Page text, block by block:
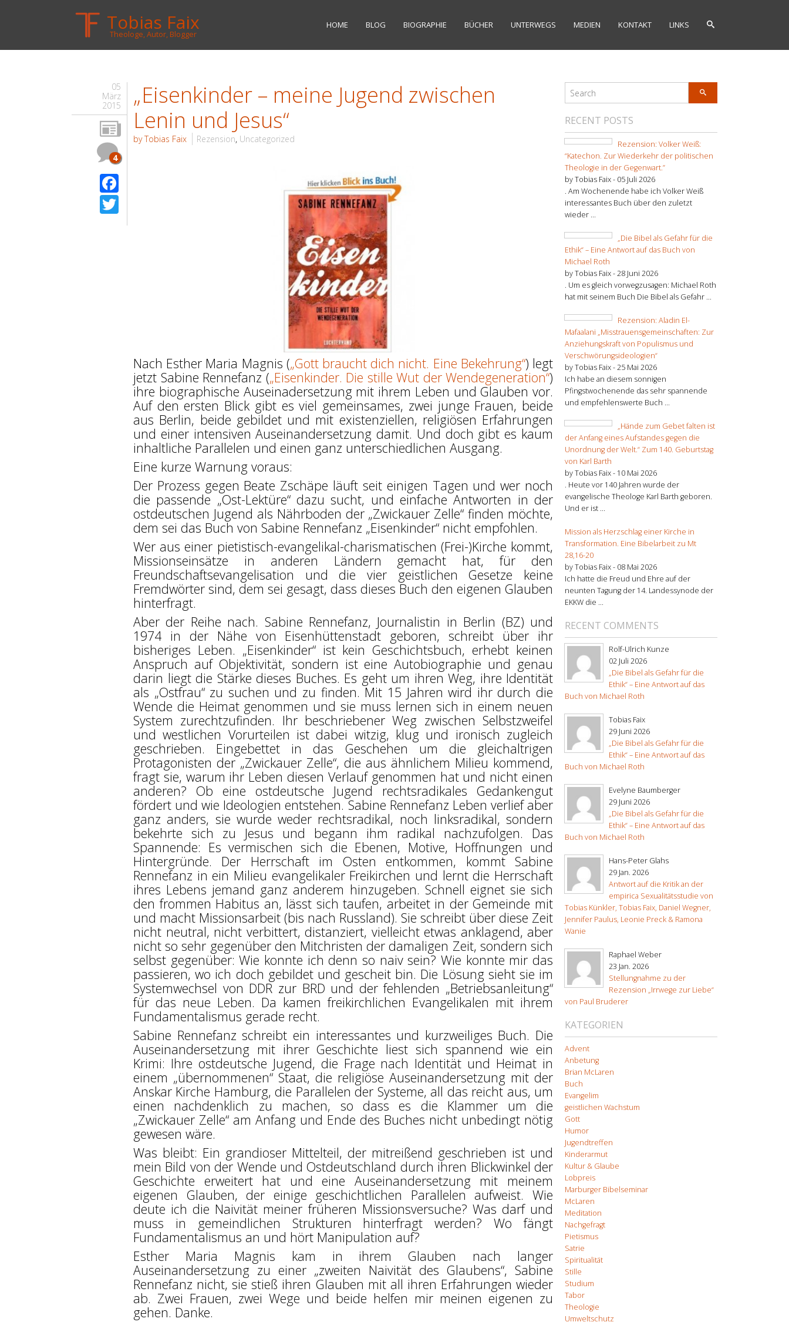
Tobias Faix
Theologe, Autor, Blogger
HOME BLOG BIOGRAPHIE BÜCHER UNTERWEGS MEDIEN KONTAKT LINKS
05
März
2015
4
„Eisenkinder – meine Jugend zwischen
Lenin und Jesus“
by Tobias Faix Rezension, Uncategorized
Nach Esther Maria Magnis („Gott braucht dich nicht. Eine Bekehrung“) legt
jetzt Sabine Rennefanz („Eisenkinder. Die stille Wut der Wendegeneration“)
ihre biographische Auseinadersetzung mit ihrem Leben und Glauben vor.
Auf den ersten Blick gibt es viel gemeinsames, zwei junge Frauen, beide
aus Berlin, beide gebildet und mit existenziellen, religiösen Erfahrungen
und einer intensiven Auseinandersetzung damit. Und doch gibt es kaum
inhaltliche Parallelen und einen ganz unterschiedlichen Ausgang.
Eine kurze Warnung voraus:
Der Prozess gegen Beate Zschäpe läuft seit einigen Tagen und wer noch
die passende „Ost-Lektüre“ dazu sucht, und einfache Antworten in der
ostdeutschen Jugend als Nährboden der „Zwickauer Zelle“ finden möchte,
dem sei das Buch von Sabine Rennefanz „Eisenkinder“ nicht empfohlen.
Wer aus einer pietistisch-evangelikal-charismatischen (Frei-)Kirche kommt,
Missionseinsätze in anderen Ländern gemacht hat, für den
Freundschaftsevangelisation und die vier geistlichen Gesetze keine
Fremdwörter sind, dem sei gesagt, dass dieses Buch den eigenen Glauben
hinterfragt.
Aber der Reihe nach. Sabine Rennefanz, Journalistin in Berlin (BZ) und
1974 in der Nähe von Eisenhüttenstadt geboren, schreibt über ihr
bisheriges Leben. „Eisenkinder“ ist kein Geschichtsbuch, erhebt keinen
Anspruch auf Objektivität, sondern ist eine Autobiographie und genau
darin liegt die Stärke dieses Buches. Es geht um ihren Weg, ihre Identität
als „Ostfrau“ zu suchen und zu finden. Mit 15 Jahren wird ihr durch die
Wende die Heimat genommen und sie muss lernen sich in einem neuen
System zurechtzufinden. Ihr beschriebener Weg zwischen Selbstzweifel
und westlichen Vorurteilen ist dabei witzig, klug und ironisch zugleich
geschrieben. Eingebettet in das Geschehen um die gleichaltrigen
Protagonisten der „Zwickauer Zelle“, die aus ähnlichem Milieu kommend,
fragt sie, warum ihr Leben diesen Verlauf genommen hat und nicht einen
anderen? Ob eine ostdeutsche Jugend rechtsradikales Gedankengut
fördert und wie Ideologien entstehen. Sabine Rennefanz Leben verlief aber
ganz anders, sie wurde weder rechtsradikal, noch linksradikal, sondern
bekehrte sich zu Jesus und begann ihm radikal nachzufolgen. Das
Spannende: Es vermischen sich die Ebenen, Motive, Hoffnungen und
Hintergründe. Der Herrschaft im Osten entkommen, kommt Sabine
Rennefanz in ein Milieu evangelikaler Freikirchen und lernt die Herrschaft
ihres Lebens jemand ganz anderem hinzugeben. Schnell eignet sie sich
den frommen Habitus an, lässt sich taufen, arbeitet in der Gemeinde mit
und macht Missionsarbeit (bis nach Russland). Sie schreibt über diese Zeit
nicht neutral, nicht verbittert, distanziert, vielleicht etwas anklagend, aber
nicht so sehr gegenüber den Mitchristen der damaligen Zeit, sondern sich
selbst gegenüber: Wie konnte ich denn so naiv sein? Wie konnte mir das
passieren, wo ich doch gebildet und gescheit bin. Die Lösung sieht sie im
Systemwechsel von DDR zur BRD und der fehlenden „Betriebsanleitung“
für das neue Leben. Da kamen freikirchlichen Evangelikalen mit ihrem
Fundamentalismus gerade recht.
Sabine Rennefanz schreibt ein interessantes und kurzweiliges Buch. Die
Auseinandersetzung mit ihrer Geschichte liest sich spannend wie ein
Krimi: Ihre ostdeutsche Jugend, die Frage nach Identität und Heimat in
einem „übernommenen“ Staat, die religiöse Auseinandersetzung mit der
Anskar Kirche Hamburg, die Parallelen der Systeme, all das reicht aus, um
einen nachdenklich zu machen, so dass es die Klammer um die
„Zwickauer Zelle“ am Anfang und Ende des Buches nicht unbedingt nötig
gewesen wäre.
Was bleibt: Ein grandioser Mittelteil, der mitreißend geschrieben ist und
mein Bild von der Wende und Ostdeutschland durch ihren Blickwinkel der
Geschichte erweitert hat und eine Auseinandersetzung mit meinem
eigenen Glauben, der einige geschichtlichen Parallelen aufweist. Wie
deute ich die Naivität meiner früheren Missionsversuche? Was darf und
muss in gemeindlichen Strukturen hinterfragt werden? Wo fängt
Fundamentalismus an und hört Manipulation auf?
Esther Maria Magnis kam in ihrem Glauben nach langer
Auseinandersetzung zu einer „zweiten Naivität des Glaubens“, Sabine
Rennefanz nicht, sie stieß ihren Glauben mit all ihren Erfahrungen wieder
ab. Zwei Frauen, zwei Wege und beide helfen mir meinen eigenen zu
gehen. Danke.
RECENT POSTS
Rezension: Volker Weiß:
“Katechon. Zur Wiederkehr der politischen
Theologie in der Gegenwart.”
by Tobias Faix - 05 Juli 2026
. Am Wochenende habe ich Volker Weiß
interessantes Buch über den zuletzt
wieder ...
„Die Bibel als Gefahr für die
Ethik“ – Eine Antwort auf das Buch von
Michael Roth
by Tobias Faix -28 Juni 2026
. Um es gleich vorwegzusagen: Michael Roth
hat mit seinem Buch Die Bibel als Gefahr ...
Rezension: Aladin El-
Mafaalani „Misstrauensgemeinschaften: Zur
Anziehungskraft von Populismus und
Verschwörungsideologien“
by Tobias Faix -25 Mai 2026
Ich habe an diesem sonnigen
Pfingstwochenende das sehr spannende
und empfehlenswerte Buch ...
„Hände zum Gebet falten ist
der Anfang eines Aufstandes gegen die
Unordnung der Welt.“ Zum 140. Geburtstag
von Karl Barth
by Tobias Faix - 10 Mai 2026
. Heute vor 140 Jahren wurde der
evangelische Theologe Karl Barth geboren.
Und er ist ...
Mission als Herzschlag einer Kirche in
Transformation. Eine Bibelarbeit zu Mt
28,16-20
by Tobias Faix - 08 Mai 2026
Ich hatte die Freud und Ehre auf der
neunten Tagung der 14. Landessynode der
EKKW die ...
RECENT COMMENTS
Rolf-Ulrich Kunze
02 Juli 2026
„Die Bibel als Gefahr für die
Ethik“ – Eine Antwort auf das
Buch von Michael Roth
Tobias Faix
29 Juni 2026
„Die Bibel als Gefahr für die
Ethik“ – Eine Antwort auf das
Buch von Michael Roth
Evelyne Baumberger
29 Juni 2026
„Die Bibel als Gefahr für die
Ethik“ – Eine Antwort auf das
Buch von Michael Roth
Hans-Peter Glahs
29 Jan. 2026
Antwort auf die Kritik an der
empirica Sexualitätsstudie von
Tobias Künkler, Tobias Faix, Daniel Wegner,
Jennifer Paulus, Leonie Preck & Ramona
Wanie
Raphael Weber
23 Jan. 2026
Stellungnahme zu der
Rezension „Irrwege zur Liebe“
von Paul Bruderer
KATEGORIEN
Advent
Anbetung
Brian McLaren
Buch
Evangelim
geistlichen Wachstum
Gott
Humor
Jugendtreffen
Kinderarmut
Kultur & Glaube
Lobpreis
Marburger Bibelseminar
McLaren
Meditation
Nachgefragt
Pietismus
Satrie
Spiritualität
Stille
Studium
Tabor
Theologie
Umweltschutz